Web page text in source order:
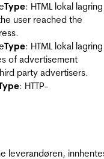
Type: HTML lokal lagring
user reached the
Type: HTML lokal lagring
of advertisement
party advertisers.
: HTTP-
leverandøren,